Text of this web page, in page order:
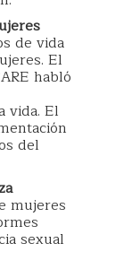
de vida
El
habló
vida. El
del
mujeres
sexual